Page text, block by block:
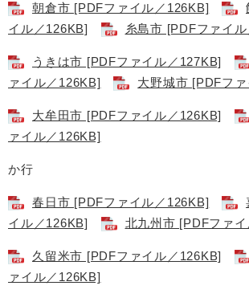
朝倉市 [PDFファイル／126KB]
イル／126KB]
糸島市 [PDFファイ
うきは市 [PDFファイル／127KB]
ァイル／126KB]
大野城市 [PDFフ
大牟田市 [PDFファイル／126KB]
ァイル／126KB]
か行
春日市 [PDFファイル／126KB]
イル／126KB]
北九州市 [PDFファ
久留米市 [PDFファイル／126KB]
ァイル／126KB]